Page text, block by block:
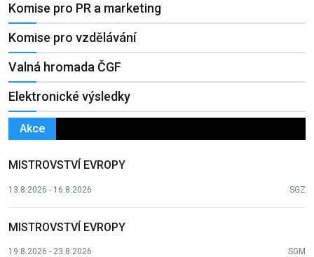
Komise pro PR a marketing
Komise pro vzdělávání
Valná hromada ČGF
Elektronické výsledky
Akce
MISTROVSTVÍ EVROPY
13.8.2026 - 16.8.2026 SGZ
MISTROVSTVÍ EVROPY
19.8.2026 - 23.8.2026 SGM